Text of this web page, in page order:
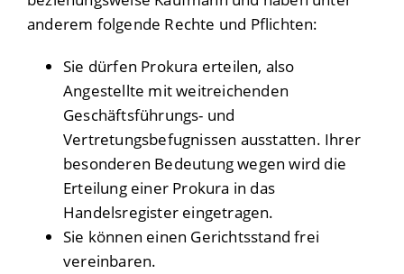
anderem folgende Rechte und Pflichten:
Sie dürfen Prokura erteilen, also
Angestellte mit weitreichenden
Geschäftsführungs- und
Vertretungsbefugnissen ausstatten. Ihrer
besonderen Bedeutung wegen wird die
Erteilung einer Prokura in das
Handelsregister eingetragen.
Sie können einen Gerichtsstand frei
vereinbaren.